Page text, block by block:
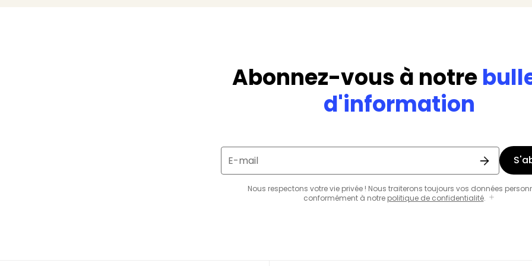
Abonnez-vous à notre
d'information
E-mail
Nous respectons votre vie privée ! Nous traiterons toujours vos données
conformément à notre politique de confidentialité.